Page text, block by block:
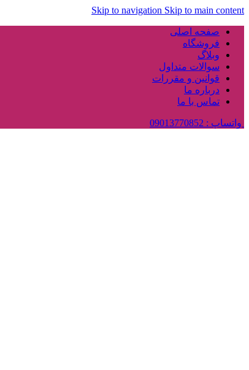
Skip to navigation Skip to main content
صفحه اصلی
فروشگاه
وبلاگ
سوالات متداول
قوانین و مقررات
درباره ما
تماس با ما
واتساپ : 09013770852